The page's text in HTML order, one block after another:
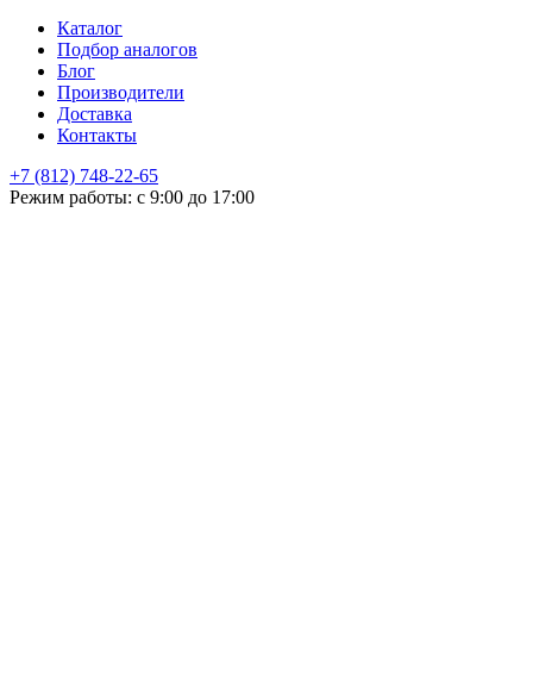
Каталог
Подбор аналогов
Блог
Производители
Доставка
Контакты
+7 (812) 748-22-65
Режим работы: с 9:00 до 17:00
НЕ НАШЛИ ЧТО ИСКАЛИ